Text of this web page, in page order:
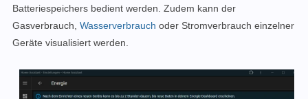
Batteriespeichers bedient werden. Zudem kann der
Gasverbrauch, Wasserverbrauch oder Stromverbrauch einzelner
Geräte visualisiert werden.